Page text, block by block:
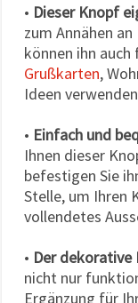
• Dieser Knopf
zum Annähen
können ihn
Grußkarten,
Ideen
• Einfach und
Ihnen dieser
befestigen Sie
Stelle, um Ihren
vollendetes
• Der
nicht nur
Ergänzung für